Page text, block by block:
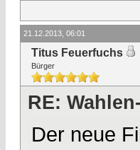
21.12.2013, 06:01
Titus Feuerfuchs
Bürger
RE:
Der neue